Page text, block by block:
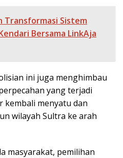
Transformasi Sistem
Bersama LinkAja
ini juga menghimbau
yang terjadi
kembali menyatu dan
wilayah Sultra ke arah
masyarakat, pemilihan